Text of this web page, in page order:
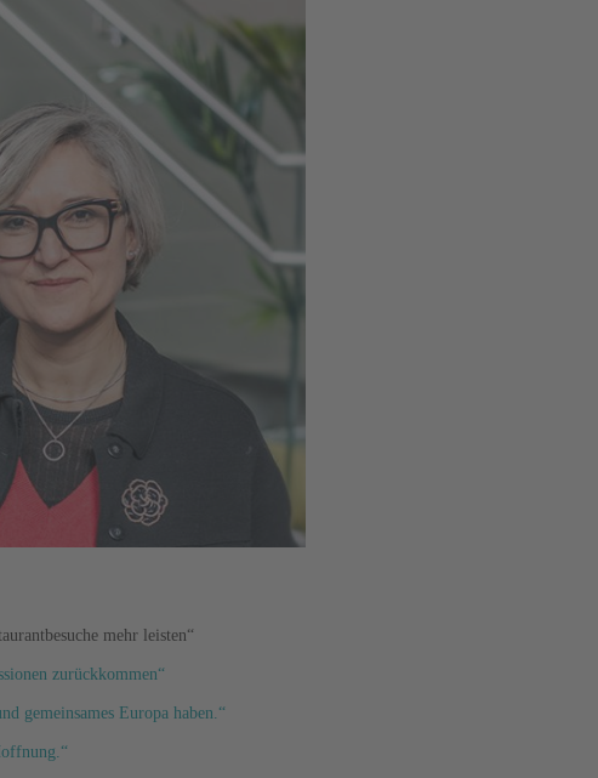
mehr leisten“
zurückkommen“
gemeinsames Europa haben.“